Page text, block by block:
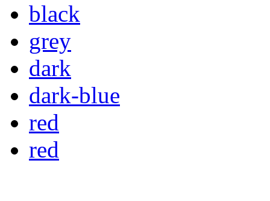
black
grey
dark
dark-blue
red
red